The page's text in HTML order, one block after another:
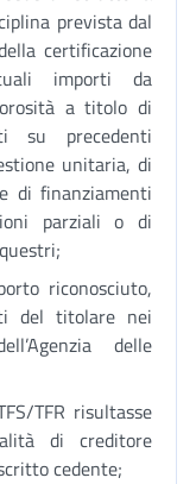
prevista dal
certificazione
importi da
a titolo di
su precedenti
unitaria, di
di finanziamenti
parziali o di
riconosciuto,
del titolare nei
delle
TFR risultasse
di creditore
cedente;